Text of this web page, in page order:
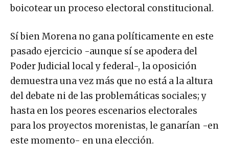
boicotear un proceso electoral constitucional.
Sí bien Morena no gana políticamente en este
pasado ejercicio -aunque sí se apodera del
Poder Judicial local y federal-, la oposición
demuestra una vez más que no está a la altura
del debate ni de las problemáticas sociales; y
hasta en los peores escenarios electorales
para los proyectos morenistas, le ganarían -en
este momento- en una elección.